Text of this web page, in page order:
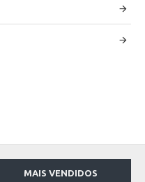
MAIS VENDIDOS